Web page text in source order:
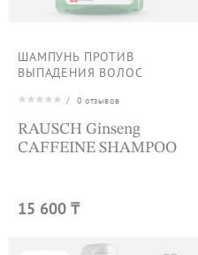
ШАМПУНЬ ПРОТИВ
ВЫПАДЕНИЯ ВОЛОС
/ 0 отзывов
RAUSCH Ginseng
CAFFEINE SHAMPOO
15 600 ₸